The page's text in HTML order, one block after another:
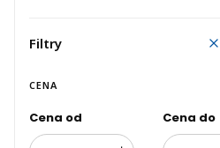
Filtry
CENA
Cena od
Cena do